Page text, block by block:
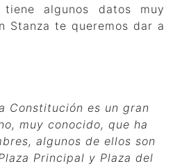
algunos datos muy
Stanza te queremos dar a
Constitución es un gran
muy conocido, que ha
algunos de ellos son
Principal y Plaza del